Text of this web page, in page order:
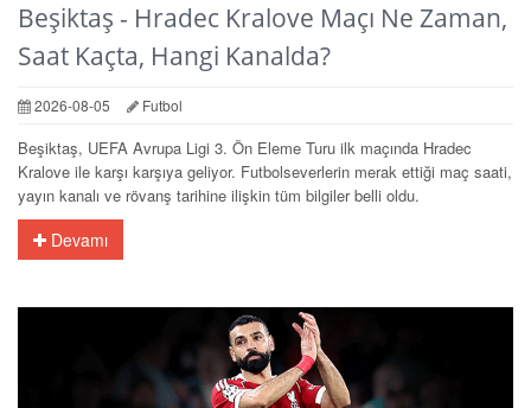
Beşiktaş - Hradec Kralove Maçı Ne Zaman,
Saat Kaçta, Hangi Kanalda?
2026-08-05 Futbol
Beşiktaş, UEFA Avrupa Ligi 3. Ön Eleme Turu ilk maçında Hradec
Kralove ile karşı karşıya geliyor. Futbolseverlerin merak ettiği maç saati,
yayın kanalı ve rövanş tarihine ilişkin tüm bilgiler belli oldu.
Devamı